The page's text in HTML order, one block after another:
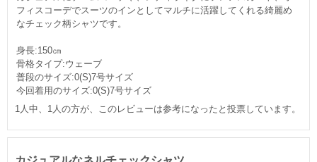
フィスコーデでスーツのインとしてマルチに活躍してくれる綺麗め
なチェック柄シャツです。
身長:150㎝
骨格タイプ:ウェーブ
普段のサイズ:0(S)7号サイズ
今回着用のサイズ:0(S)7号サイズ
1人中、1人の方が、このレビューは参考になったと投票しています。